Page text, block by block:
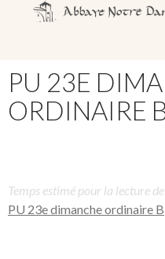
AU
CONTENU
PU 23E
ORDINAIRE
Temps estimé pour la lecture
PU 23e dimanche ordinaire B